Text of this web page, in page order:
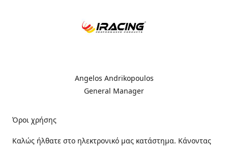
Angelos Andrikopoulos
General Manager
Όροι χρήσης
Καλώς ήλθατε στo ηλεκτρονικό μας κατάστημα. Κάνοντας